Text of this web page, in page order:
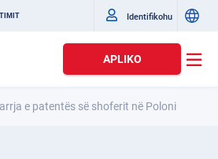
Identifikohu
APLIKO
e patentës së shoferit në Poloni